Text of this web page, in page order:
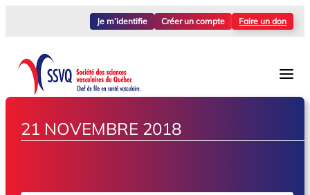
Je m’identifie Créer un compte Faire un don
21 NOVEMBRE 2018